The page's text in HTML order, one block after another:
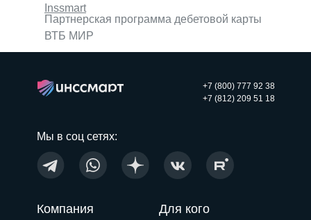
Inssmart
Партнерская программа дебетовой карты
ВТБ МИР
+7 (800) 777 92 38
+7 (812) 209 51 18
Мы в соц сетях:
Для кого
Компания